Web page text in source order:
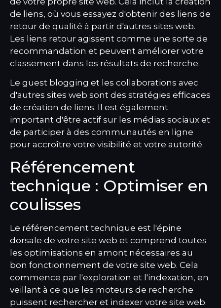
de liens, où vous essayez d'obtenir des liens de
retour de qualité à partir d'autres sites web.
Les liens retour agissent comme une sorte de
recommandation et peuvent améliorer votre
classement dans les résultats de recherche.
Le guest blogging et les collaborations avec
d'autres sites web sont des stratégies efficaces
de création de liens. Il est également
important d'être actif sur les médias sociaux et
de participer à des communautés en ligne
pour accroître votre visibilité et votre autorité.
Référencement
technique : Optimiser en
coulisses
Le référencement technique est l'épine
dorsale de votre site web et comprend toutes
les optimisations en amont nécessaires au
bon fonctionnement de votre site web. Cela
commence par l'exploration et l'indexation, en
veillant à ce que les moteurs de recherche
puissent rechercher et indexer votre site web.